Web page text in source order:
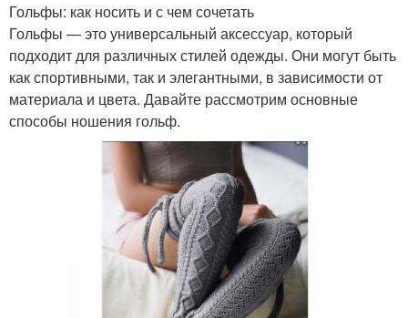
Гольфы: как носить и с чем сочетать
Гольфы — это универсальный аксессуар, который
подходит для различных стилей одежды. Они могут быть
как спортивными, так и элегантными, в зависимости от
материала и цвета. Давайте рассмотрим основные
способы ношения гольф.